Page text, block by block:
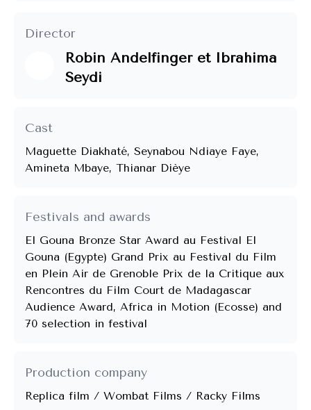
Director
Robin Andelfinger et Ibrahima
Seydi
Cast
Maguette Diakhaté, Seynabou Ndiaye Faye,
Amineta Mbaye, Thianar Dièye
Festivals and awards
El Gouna Bronze Star Award au Festival El
Gouna (Egypte) Grand Prix au Festival du Film
en Plein Air de Grenoble Prix de la Critique aux
Rencontres du Film Court de Madagascar
Audience Award, Africa in Motion (Ecosse) and
70 selection in festival
Production company
Replica film / Wombat Films / Racky Films